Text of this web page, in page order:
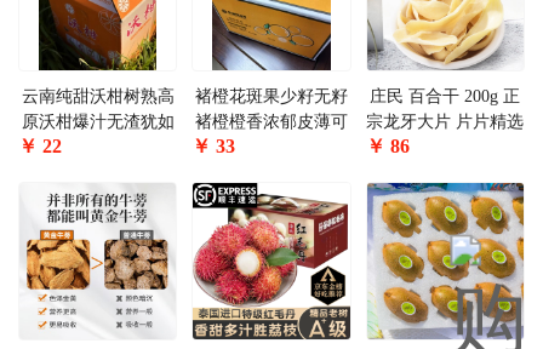
云南纯甜沃柑树熟高
原沃柑爆汁无渣犹如
￥ 22
褚橙花斑果少籽无籽
褚橙橙香浓郁皮薄可
￥ 33
庄民 百合干 200g 正
宗龙牙大片 片片精选
好货 养生茶 燕窝决
陈皮黄芪伴侣
￥ 86